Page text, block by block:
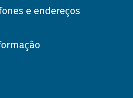
e endereços